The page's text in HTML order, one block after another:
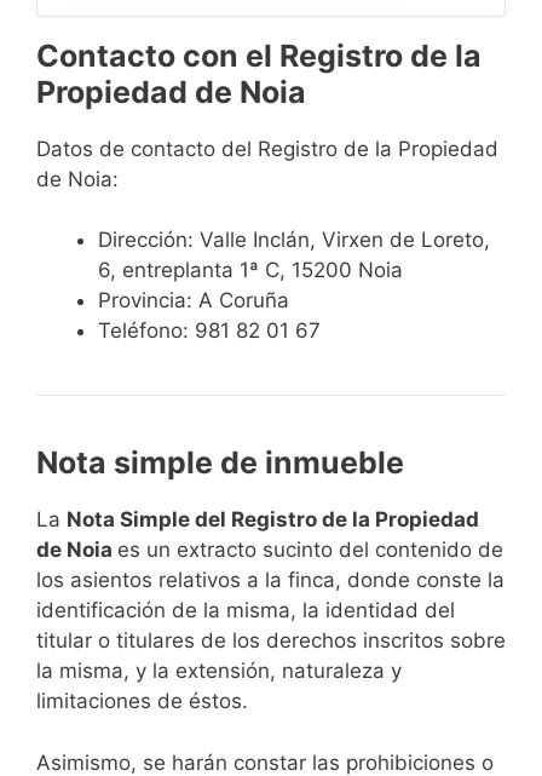
Contacto con el Registro de la
Propiedad de Noia
Datos de contacto del Registro de la Propiedad
de Noia:
Dirección: Valle Inclán, Virxen de Loreto,
6, entreplanta 1ª C, 15200 Noia
Provincia: A Coruña
Teléfono: 981 82 01 67
Nota simple de inmueble
La Nota Simple del Registro de la Propiedad
de Noia es un extracto sucinto del contenido de
los asientos relativos a la finca, donde conste la
identificación de la misma, la identidad del
titular o titulares de los derechos inscritos sobre
la misma, y la extensión, naturaleza y
limitaciones de éstos.
Asimismo, se harán constar las prohibiciones o